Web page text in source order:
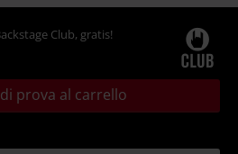
Club, gratis!
prova al carrello